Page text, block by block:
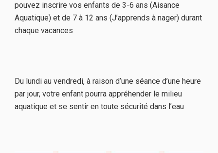
pouvez inscrire vos enfants de 3-6 ans (Aisance
Aquatique) et de 7 à 12 ans (J’apprends à nager) durant
chaque vacances
Du lundi au vendredi, à raison d’une séance d’une heure
par jour, votre enfant pourra appréhender le milieu
aquatique et se sentir en toute sécurité dans l’eau